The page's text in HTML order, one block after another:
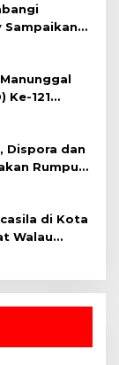
Menjaga
Sampaikan
&
Ke-121
?
Dispora dan
Rumput
di Kota
Walau